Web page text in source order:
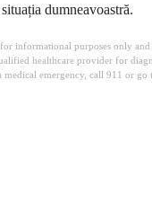
dumneavoastră.
informational purposes only and
healthcare provider for
emergency, call 911 or go